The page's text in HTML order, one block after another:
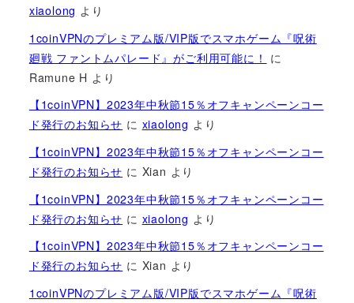
xiaolong より
1coinVPNのプレミアム版/VIP版でスマホゲーム『呪術
廻戦 ファントムパレード』がご利用可能に！ に
Ramune H より
【1coinVPN】2023年中秋節15％オフキャンペーンコー
ド発行のお知らせ に xiaolong より
【1coinVPN】2023年中秋節15％オフキャンペーンコー
ド発行のお知らせ に Xian より
【1coinVPN】2023年中秋節15％オフキャンペーンコー
ド発行のお知らせ に xiaolong より
【1coinVPN】2023年中秋節15％オフキャンペーンコー
ド発行のお知らせ に Xian より
1coinVPNのプレミアム版/VIP版でスマホゲーム『呪術